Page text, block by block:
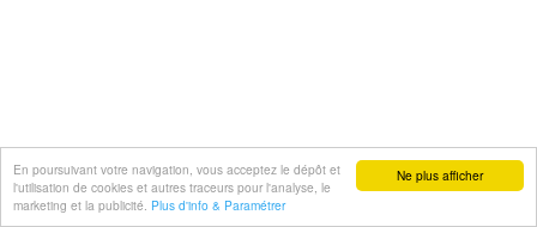
Ne plus afficher
En poursuivant votre navigation, vous acceptez le dépôt et
l'utilisation de cookies et autres traceurs pour l'analyse, le
marketing et la publicité. Plus d'info & Paramétrer